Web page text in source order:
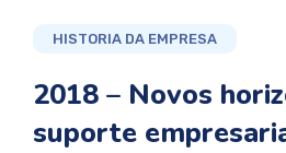
HISTORIA DA EMPRESA
2018 – Novos
suporte